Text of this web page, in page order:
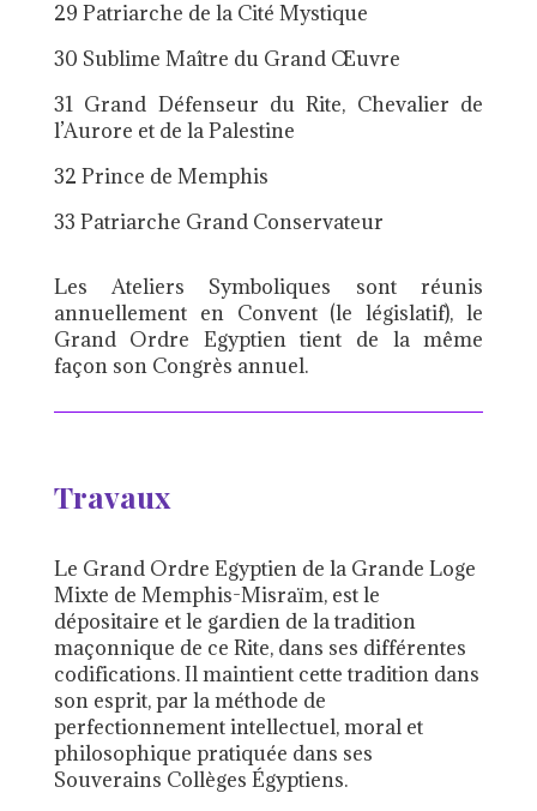
29 Patriarche de la Cité Mystique
30 Sublime Maître du Grand Œuvre
31 Grand Défenseur du Rite, Chevalier de
l’Aurore et de la Palestine
32 Prince de Memphis
33 Patriarche Grand Conservateur
Les Ateliers Symboliques sont réunis
annuellement en Convent (le législatif), le
Grand Ordre Egyptien tient de la même
façon son Congrès annuel.
Travaux
Le Grand Ordre Egyptien de la Grande Loge
Mixte de Memphis-Misraïm, est le
dépositaire et le gardien de la tradition
maçonnique de ce Rite, dans ses différentes
codifications. Il maintient cette tradition dans
son esprit, par la méthode de
perfectionnement intellectuel, moral et
philosophique pratiquée dans ses
Souverains Collèges Égyptiens.